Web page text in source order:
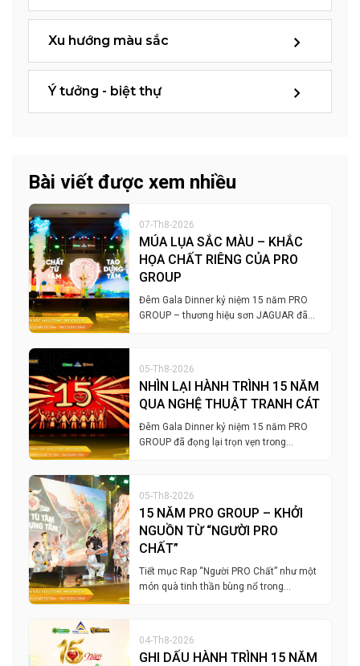
Xu hướng màu sắc
Ý tưởng - biệt thự
Bài viết được xem nhiều
07-Th8-2026
MÚA LỤA SẮC MÀU – KHẮC
HỌA CHẤT RIÊNG CỦA PRO
GROUP
Đêm Gala Dinner kỷ niệm 15 năm PRO
GROUP – thương hiệu sơn JAGUAR đã…
05-Th8-2026
NHÌN LẠI HÀNH TRÌNH 15 NĂM
QUA NGHỆ THUẬT TRANH CÁT
Đêm Gala Dinner kỷ niệm 15 năm PRO
GROUP đã đọng lại trọn vẹn trong…
05-Th8-2026
15 NĂM PRO GROUP – KHỞI
NGUỒN TỪ “NGƯỜI PRO
CHẤT”
Tiết mục Rap “Người PRO Chất” như một
món quà tinh thần bùng nổ trong…
04-Th8-2026
GHI DẤU HÀNH TRÌNH 15 NĂM